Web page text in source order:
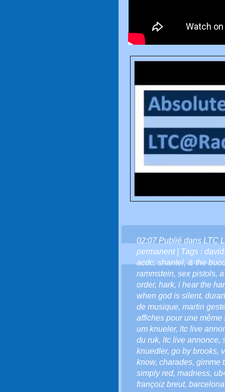
02:07 Publié dans LTC
permanent| Tags :
acdc,shantel,& the
rammstein, sex pistols,
order, hark, i hear the
when god is silent,
de musique, martin
affiches pour une même
um knueler, ltc live
du ruk, ltc live annonce,
knuedler, go by brooks,
know, charades, gimme
simply red, madness,
françoiz breut,